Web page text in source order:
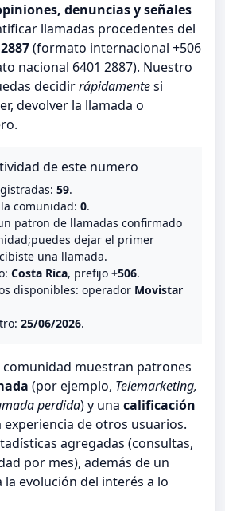
denuncias y señales
llamadas procedentes del
(formato internacional +506
nacional 6401 2887). Nuestro
decidirrápidamentesi
devolver la llamada o
de este numero
59.
comunidad: 0.
patron de llamadas confirmado
dejar el primer
una llamada.
Costa Rica, prefijo +506.
disponibles: operador Movistar
25/06/2026.
comunidad muestran patrones
(por ejemplo, Telemarketing,
perdida) y una calificación
experiencia de otros usuarios.
agregadas (consultas,
por mes), además de un
evolución del interés a lo